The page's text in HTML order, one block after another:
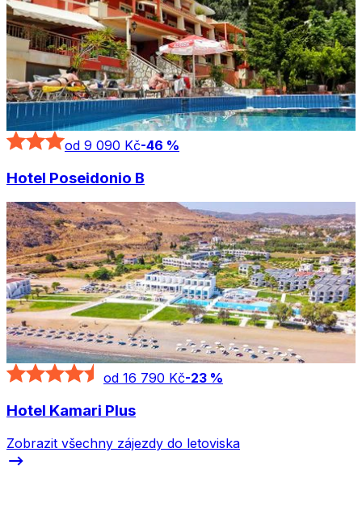
od 9 090 Kč-46 %
Hotel Poseidonio B
od 16 790 Kč-23 %
Hotel Kamari Plus
Zobrazit všechny zájezdy do letoviska